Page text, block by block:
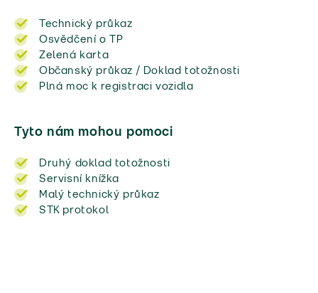
Technický průkaz
Osvědčení o TP
Zelená karta
Občanský průkaz / Doklad totožnosti
Plná moc k registraci vozidla
Tyto nám mohou pomoci
Druhý doklad totožnosti
Servisní knížka
Malý technický průkaz
STK protokol